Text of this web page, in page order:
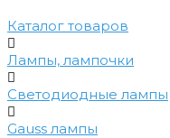
Каталог товаров
Лампы, лампочки
Светодиодные лампы
Gauss лампы